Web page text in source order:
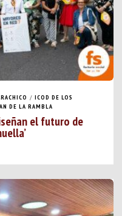
/ ICOD DE LOS
DE LA RAMBLA
el futuro de